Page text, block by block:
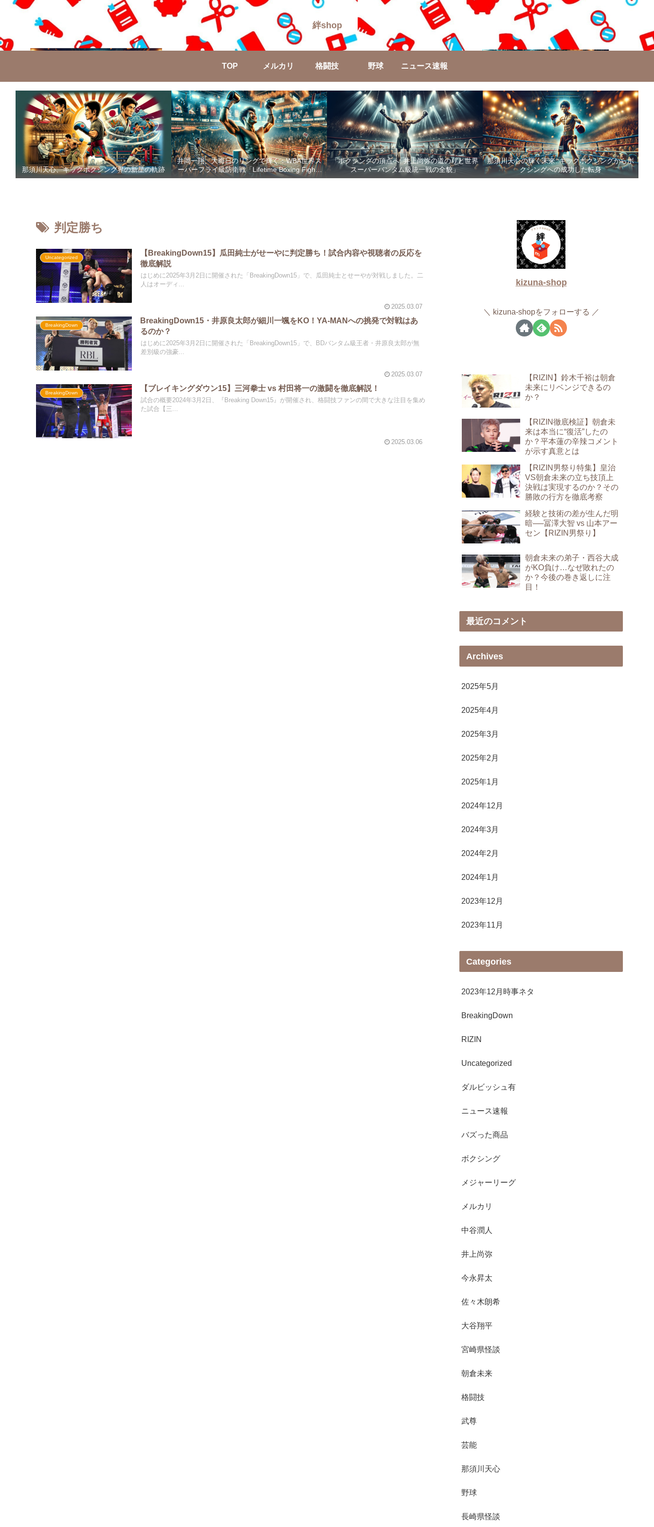
絆shop
TOP メルカリ 格闘技 野球 ニュース速報
那須川天心、キックボクシング界の新星の軌跡
井岡一翔、大晦日のリングで輝く：WBA世界ス
ーパーフライ級防衛戦「Lifetime Boxing Fights
18」
「ボクシングの頂点へ: 井上尚弥の道のりと世界
スーパーバンタム級統一戦の全貌」
那須川天心の輝く未来: キックボクシングからボ
クシングへの成功した転身
判定勝ち
Uncategorized
【BreakingDown15】瓜田純士がせーやに判定勝ち！試合内容や視聴者の反応を
徹底解説
はじめに2025年3月2日に開催された「BreakingDown15」で、瓜田純士とせーやが対戦しました。二
人はオーディ...
2025.03.07
BreakingDown
BreakingDown15・井原良太郎が細川一颯をKO！YA-MANへの挑発で対戦はあ
るのか？
はじめに2025年3月2日に開催された「BreakingDown15」で、BDバンタム級王者・井原良太郎が無
差別級の強豪...
2025.03.07
BreakingDown
【ブレイキングダウン15】三河拳士 vs 村田将一の激闘を徹底解説！
試合の概要2024年3月2日、『Breaking Down15』が開催され、格闘技ファンの間で大きな注目を集め
た試合【三...
2025.03.06
kizuna-shop
kizuna-shopをフォローする
【RIZIN】鈴木千裕は朝倉
未来にリベンジできるの
か？
【RIZIN徹底検証】朝倉未
来は本当に“復活”したの
か？平本蓮の辛辣コメント
が示す真意とは
【RIZIN男祭り特集】皇治
VS朝倉未来の立ち技頂上
決戦は実現するのか？その
勝敗の行方を徹底考察
経験と技術の差が生んだ明
暗──冨澤大智 vs 山本アー
セン【RIZIN男祭り】
朝倉未来の弟子・西谷大成
がKO負け…なぜ敗れたの
か？今後の巻き返しに注
目！
最近のコメント
Archives
2025年5月
2025年4月
2025年3月
2025年2月
2025年1月
2024年12月
2024年3月
2024年2月
2024年1月
2023年12月
2023年11月
Categories
2023年12月時事ネタ
BreakingDown
RIZIN
Uncategorized
ダルビッシュ有
ニュース速報
バズった商品
ボクシング
メジャーリーグ
メルカリ
中谷潤人
井上尚弥
今永昇太
佐々木朗希
大谷翔平
宮崎県怪談
朝倉未来
格闘技
武尊
芸能
那須川天心
野球
長崎県怪談